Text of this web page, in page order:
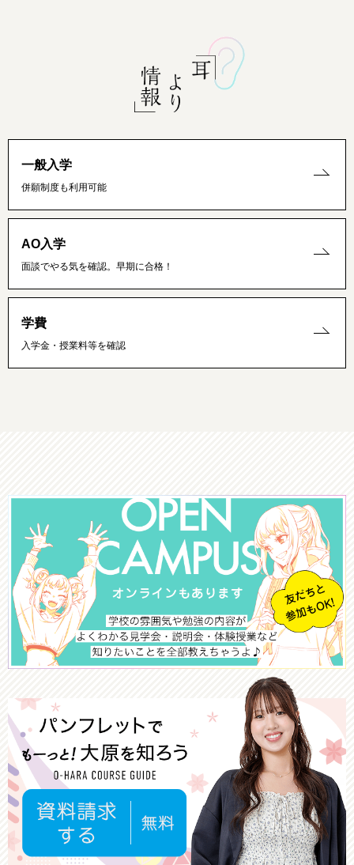
一般入学
併願制度も利用可能
AO入学
面談でやる気を確認。早期に合格！
学費
入学金・授業料等を確認